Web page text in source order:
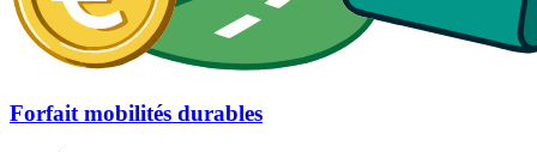
Forfait mobilités durables